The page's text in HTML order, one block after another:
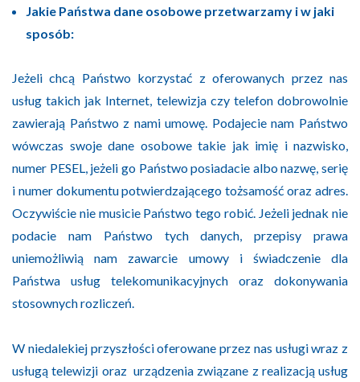
Jakie Państwa dane osobowe przetwarzamy i w jaki
sposób:
Jeżeli chcą Państwo korzystać z oferowanych przez nas
usług takich jak Internet, telewizja czy telefon dobrowolnie
zawierają Państwo z nami umowę. Podajecie nam Państwo
wówczas swoje dane osobowe takie jak imię i nazwisko,
numer PESEL, jeżeli go Państwo posiadacie albo nazwę, serię
i numer dokumentu potwierdzającego tożsamość oraz adres.
Oczywiście nie musicie Państwo tego robić. Jeżeli jednak nie
podacie nam Państwo tych danych, przepisy prawa
uniemożliwią nam zawarcie umowy i świadczenie dla
Państwa usług telekomunikacyjnych oraz dokonywania
stosownych rozliczeń.
W niedalekiej przyszłości oferowane przez nas usługi wraz z
usługą telewizji oraz urządzenia związane z realizacją usług